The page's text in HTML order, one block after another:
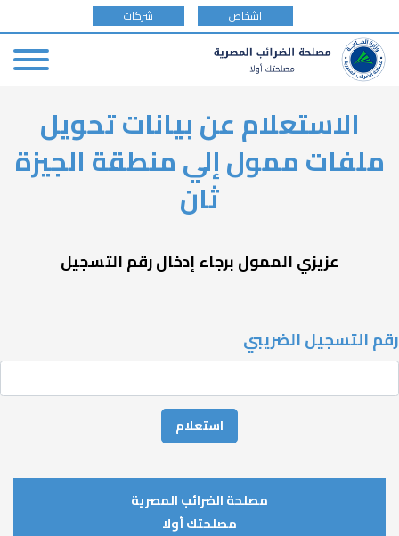
content
type
اشخاص شركات
الاستعلام عن بيانات تحويل
ملفات ممول إلي منطقة الجيزة
ثان
عزيزي الممول برجاء إدخال رقم التسجيل
رقم التسجيل الضريبي
مصلحة الضرائب المصرية
مصلحتك أولا